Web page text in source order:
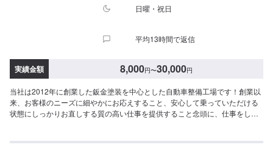
為、分かりにくい場合がございます。ご不明な場合はお電話いただければと
で予約しました」とお伝えください。ご案内いたします。【定休日・営業時
日曜・祝日
平均13時間で返信
実績金額 8,000円〜30,000円
当社は2012年に創業した鈑金塗装を中心とした自動車整備工場です！創業以
来、お客様のニーズに細やかにお応えすること、安心して乗っていただける
状態にしっかりお直しする質の高い仕事を提供すること念頭に、仕事をして
サービスの強化はもちろん、働くスタッフのストレスを軽減し、よりお客様